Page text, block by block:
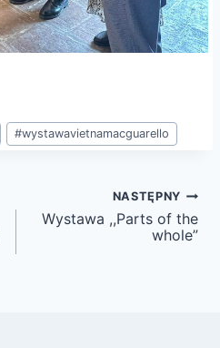
#wystawavietnamacguarello
NASTĘPNY
Wystawa ,,Parts of the
whole”